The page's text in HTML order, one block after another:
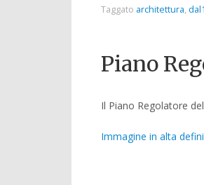
Taggato architettura,
Piano
Il Piano Regolatore
Immagine in alta